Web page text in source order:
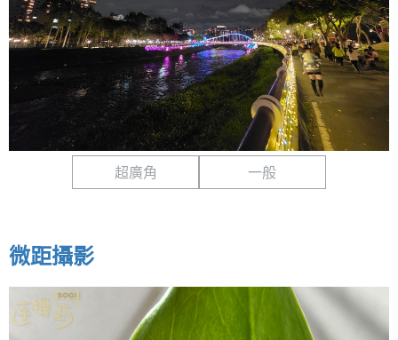
超廣角 一般
微距攝影